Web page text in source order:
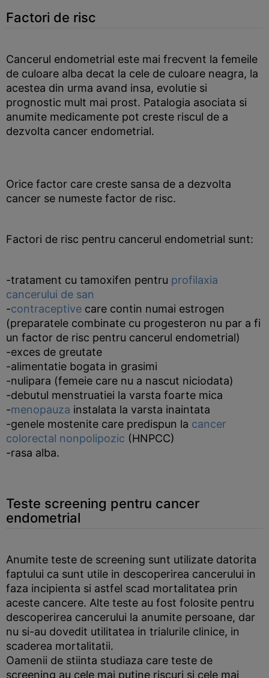
Factori de risc
Cancerul endometrial este mai frecvent la femeile
de culoare alba decat la cele de culoare neagra, la
acestea din urma avand insa, evolutie si
prognostic mult mai prost. Patalogia asociata si
anumite medicamente pot creste riscul de a
dezvolta cancer endometrial.
Orice factor care creste sansa de a dezvolta
cancer se numeste factor de risc.
Factori de risc pentru cancerul endometrial sunt:
-tratament cu tamoxifen pentru profilaxia
cancerului de san
-contraceptive care contin numai estrogen
(preparatele combinate cu progesteron nu par a fi
un factor de risc pentru cancerul endometrial)
-exces de greutate
-alimentatie bogata in grasimi
-nulipara (femeie care nu a nascut niciodata)
-debutul menstruatiei la varsta foarte mica
-menopauza instalata la varsta inaintata
-genele mostenite care predispun la cancer
colorectal nonpolipozic (HNPCC)
-rasa alba.
Teste screening pentru cancer
endometrial
Anumite teste de screening sunt utilizate datorita
faptului ca sunt utile in descoperirea cancerului in
faza incipienta si astfel scad mortalitatea prin
aceste cancere. Alte teste au fost folosite pentru
descoperirea cancerului la anumite persoane, dar
nu si-au dovedit utilitatea in trialurile clinice, in
scaderea mortalitatii.
Oamenii de stiinta studiaza care teste de
screening au cele mai putine riscuri si cele mai